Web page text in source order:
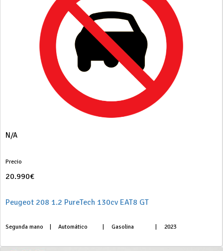
N/A
Precio
20.990€
Peugeot 208 1.2 PureTech 130cv EAT8 GT
Segunda mano Automático Gasolina 2023